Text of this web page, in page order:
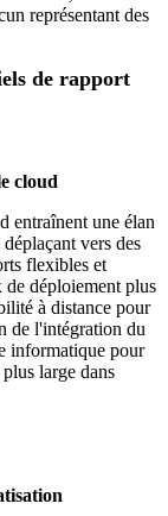
représentant des
de rapport
cloud
entraînent une élan
vers des
flexibles et
de déploiement plus
à distance pour
de l'intégration du
informatique pour
large dans